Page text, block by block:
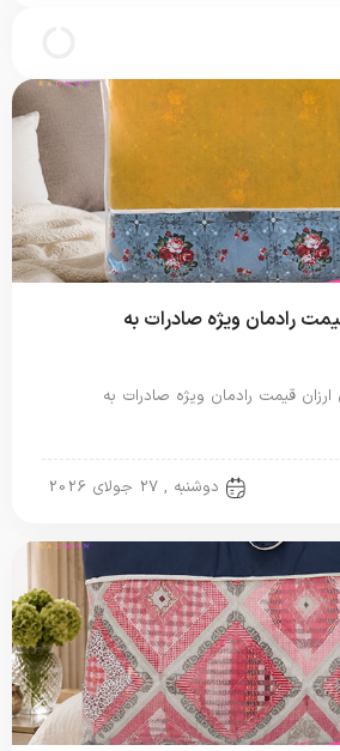
رادمان ویژه صادرات به
قیمت رادمان ویژه صادرات به
دوشنبه , 27 جولای 2026